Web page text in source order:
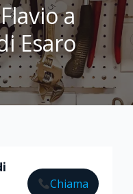
a
Esaro
Chiama